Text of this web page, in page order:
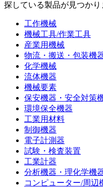
探している製品が見つかり
工作機械
機械工具/作業工具
産業用機械
物流・搬送・包装機
化学機械
流体機器
機械要素
保安機器・安全対策
環境保全機器
工業用材料
制御機器
電子計測器
試験・検査装置
工業計器
分析機器・理化学機
コンピューター/周辺